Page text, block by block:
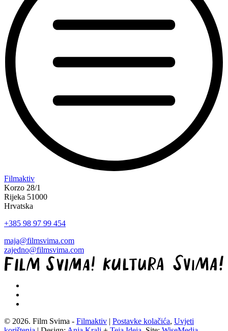
“Koke
svima
—
inkluzivna
svima
Kino
Mediteran
projekcija
u
kinu
Bačvice”
Filmaktiv
Korzo 28/1
Rijeka 51000
Hrvatska
+385 98 97 99 454
maja@filmsvima.com
zajedno@filmsvima.com
© 2026. Film Svima - Filmaktiv | Postavke kolačića, Uvjeti